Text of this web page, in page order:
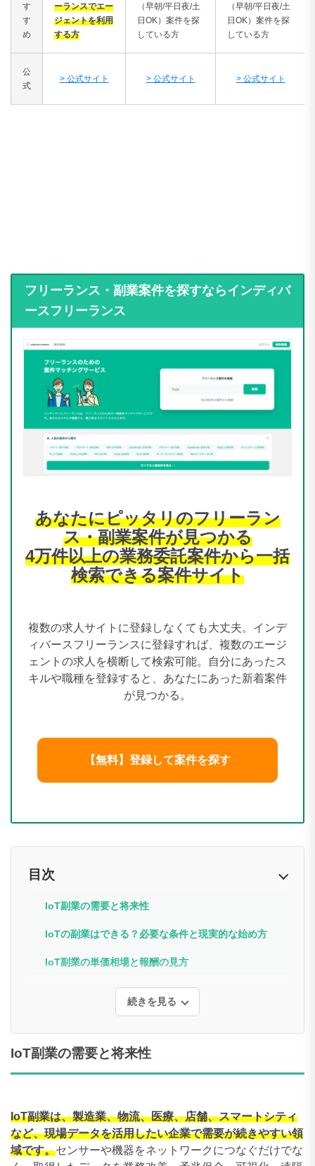
す
す
め
ーランスでエー
ジェントを利用
する方
（早朝/平日夜/土
日OK）案件を探
している方
（早朝/平日夜/土
日OK）案件を探
している方
公
式
> 公式サイト > 公式サイト > 公式サイト
フリーランス・副業案件を探すならインディバ
ースフリーランス
あなたにピッタリのフリーラン
ス・副業案件が見つかる
4万件以上の業務委託案件から一括
検索できる案件サイト
複数の求人サイトに登録しなくても大丈夫。インデ
ィバースフリーランスに登録すれば、複数のエージ
ェントの求人を横断して検索可能。自分にあったス
キルや職種を登録すると、あなたにあった新着案件
が見つかる。
【無料】登録して案件を探す
目次
IoT副業の需要と将来性
IoTの副業はできる？必要な条件と現実的な始め方
IoT副業の単価相場と報酬の見方
続きを見る
IoT副業の需要と将来性
IoT副業は、製造業、物流、医療、店舗、スマートシティ
など、現場データを活用したい企業で需要が続きやすい領
域です。センサーや機器をネットワークにつなぐだけでな